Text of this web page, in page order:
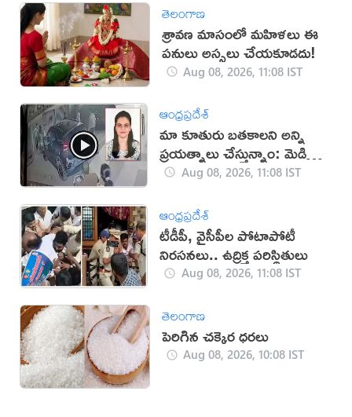
తెలంగాణ
శ్రావణ మాసంలో మహిళలు ఈ
పనులు అస్సలు చేయకూడదు!
Aug 08, 2026, 11:08 IST
ఆంధ్రప్రదేశ్
మా కూతురు బతకాలని అన్ని
ప్రయత్నాలు చేస్తున్నాం: మెడికో
ప్రియాంక తండ్రి
Aug 08, 2026, 11:08 IST
ఆంధ్రప్రదేశ్
టీడీపీ, వైసీపీల పోటాపోటీ
నిరసనలు.. ఉద్రిక్త పరిస్థితులు
Aug 08, 2026, 11:08 IST
తెలంగాణ
పెరిగిన చక్కెర ధరలు
Aug 08, 2026, 10:08 IST